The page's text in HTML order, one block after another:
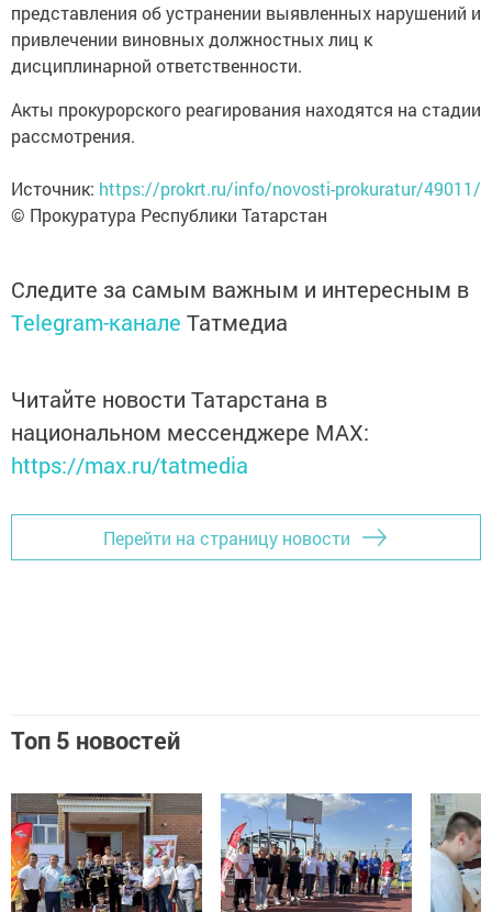
представления об устранении выявленных нарушений и
привлечении виновных должностных лиц к
дисциплинарной ответственности.
Акты прокурорского реагирования находятся на стадии
рассмотрения.
Источник: https://prokrt.ru/info/novosti-prokuratur/49011/
© Прокуратура Республики Татарстан
Следите за самым важным и интересным в
Telegram-канале Татмедиа
Читайте новости Татарстана в
национальном мессенджере MАХ:
https://max.ru/tatmedia
Перейти на страницу новости
Топ 5 новостей